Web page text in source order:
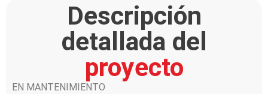
Descripción
detallada del
proyecto
EN MANTENIMIENTO